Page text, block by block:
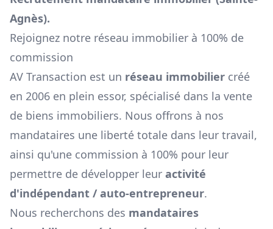
Agnès).
Rejoignez notre réseau immobilier à 100% de
commission
AV Transaction est un réseau immobilier créé
en 2006 en plein essor, spécialisé dans la vente
de biens immobiliers. Nous offrons à nos
mandataires une liberté totale dans leur travail,
ainsi qu'une commission à 100% pour leur
permettre de développer leur activité
d'indépendant / auto-entrepreneur.
Nous recherchons des mandataires